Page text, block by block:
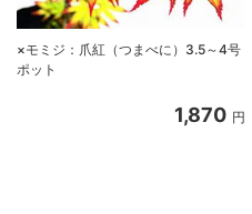
×モミジ：爪紅（つまべに）3.5～4号
ポット
1,870 円